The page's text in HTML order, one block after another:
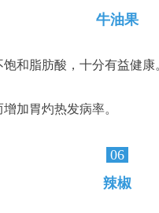
牛油果
和脂肪酸，十分有益健康
加胃灼热发病率。
06
辣椒